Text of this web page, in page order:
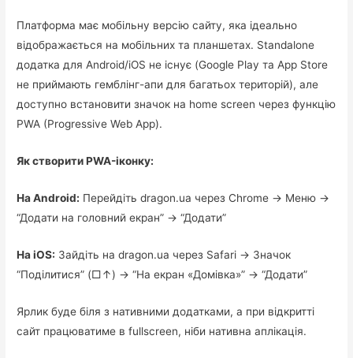
Платформа має мобільну версію сайту, яка ідеально
відображається на мобільних та планшетах. Standalone
додатка для Android/iOS не існує (Google Play та App Store
не приймають гемблінг-апи для багатьох територій), але
доступно встановити значок на home screen через функцію
PWA (Progressive Web App).
Як створити PWA-іконку:
На Android: Перейдіть dragon.ua через Chrome → Меню →
“Додати на головний екран” → “Додати”
На iOS: Зайдіть на dragon.ua через Safari → Значок
“Поділитися” (□↑) → “На екран «Домівка»” → “Додати”
Ярлик буде біля з нативними додатками, а при відкритті
сайт працюватиме в fullscreen, ніби нативна аплікація.